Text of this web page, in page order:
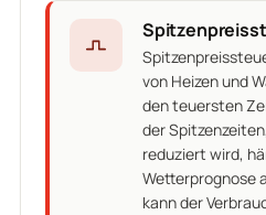
von Heizen und
den teuersten
der
reduziert wird,
Wetterprognose
kann der